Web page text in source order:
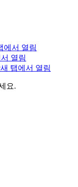
에서 열림
열림
새 탭에서 열림
요.